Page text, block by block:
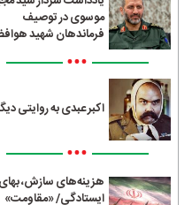
موسوی در توصیف
فرماندهان شهید
•••
اکبر عبدی به روایتی
•••
هزینه‌های سازش، بهای
ایستادگی/ «مقاومت»